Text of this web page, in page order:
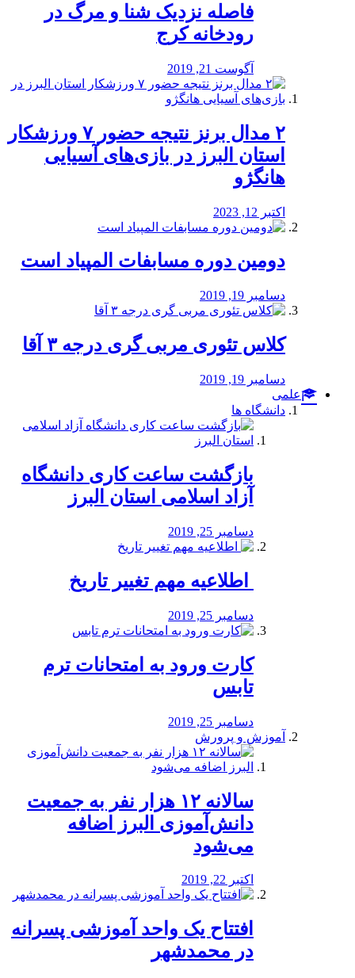
️فاصله نزدیک شنا و مرگ در
رودخانه کرج
آگوست 21, 2019
۲ مدال برنز نتیجه حضور ۷ ورزشکار
استان البرز در بازی‌های آسیایی
هانگژو
اکتبر 12, 2023
دومین دوره مسابفات المپیاد است
دسامبر 19, 2019
کلاس تئوری مربی گری درجه ۳ آقا
دسامبر 19, 2019
علمی
دانشگاه ها
بازگشت ساعت کاری دانشگاه
آزاد اسلامی استان البرز
دسامبر 25, 2019
️ اطلاعیه مهم تغییر تاریخ
دسامبر 25, 2019
کارت ورود به امتحانات ترم
تابس
دسامبر 25, 2019
آموزش و پرورش
️سالانه ۱۲ هزار نفر به جمعیت
دانش‌آموزی البرز اضافه
می‌شود
اکتبر 22, 2019
افتتاح یک واحد آموزشی پسرانه
در محمدشهر